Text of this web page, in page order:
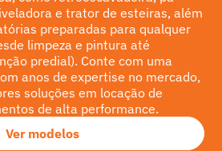
e trator de esteiras, além
preparadas para qualquer
limpeza e pintura até
predial). Conte com uma
anos de expertise no mercado,
soluções em locação de
de alta performance.
Ver modelos